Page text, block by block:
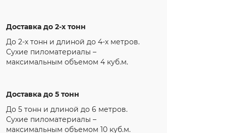
Доставка до 2-х тонн
До 2-х тонн и длиной до 4-х метров.
Сухие пиломатериалы –
максимальным объемом 4 куб.м.
Доставка до 5 тонн
До 5 тонн и длиной до 6 метров.
Сухие пиломатериалы –
максимальным объемом 10 куб.м.